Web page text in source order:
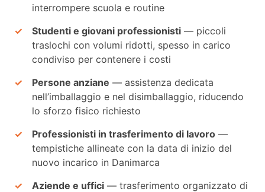
interrompere scuola e routine
Studenti e giovani professionisti — piccoli
traslochi con volumi ridotti, spesso in carico
condiviso per contenere i costi
Persone anziane — assistenza dedicata
nell’imballaggio e nel disimballaggio, riducendo
lo sforzo fisico richiesto
Professionisti in trasferimento di lavoro —
tempistiche allineate con la data di inizio del
nuovo incarico in Danimarca
Aziende e uffici — trasferimento organizzato di